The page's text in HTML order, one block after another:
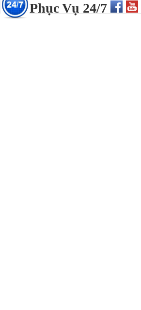
Phục Vụ 24/7